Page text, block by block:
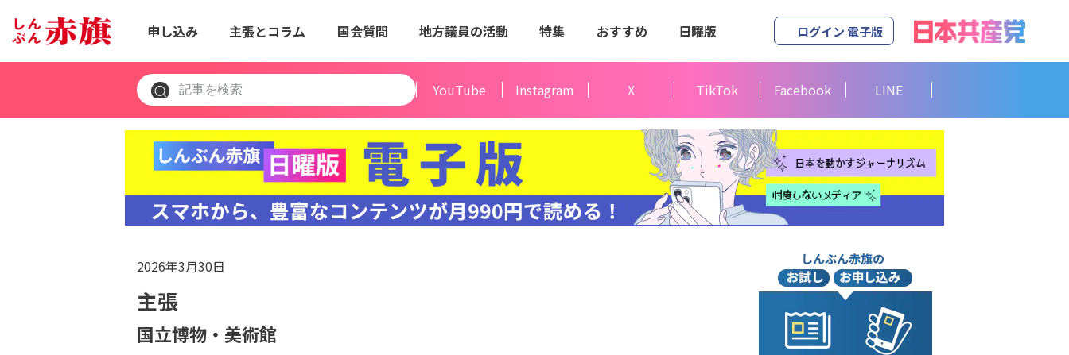
申し込み 主張とコラム 国会質問 地方議員の活動 特集 おすすめ 日曜版 ログイン 電子版
YouTube Instagram X TikTok Facebook LINE
2026年3月30日
主張
国立博物・美術館